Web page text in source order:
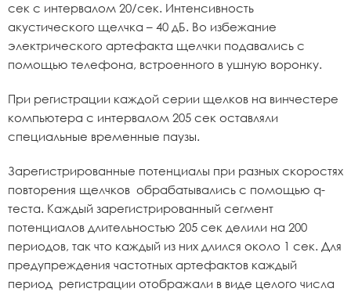
сек с интервалом 20/сек. Интенсивность
акустического щелчка – 40 дБ. Во избежание
электрического артефакта щелчки подавались с
помощью телефона, встроенного в ушную воронку.
При регистрации каждой серии щелков на винчестере
компьютера с интервалом 205 сек оставляли
специальные временные паузы.
Зарегистрированные потенциалы при разных скоростях
повторения щелчков обрабатывались с помощью q-
теста. Каждый зарегистрированный сегмент
потенциалов длительностью 205 сек делили на 200
периодов, так что каждый из них длился около 1 сек. Для
предупреждения частотных артефактов каждый
период регистрации отображали в виде целого числа